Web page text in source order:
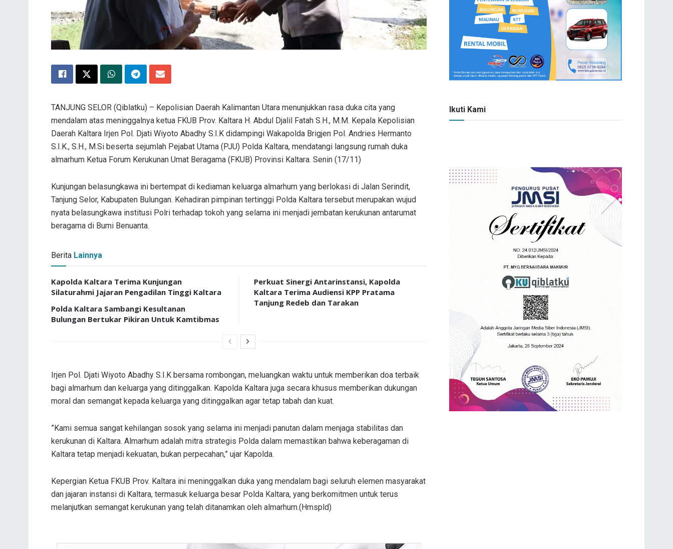
TANJUNG SELOR (Qiblatku) – Kepolisian Daerah Kalimantan Utara menunjukkan rasa duka cita yang
mendalam atas meninggalnya ketua FKUB Prov. Kaltara H. Abdul Djalil Fatah S.H., M.M. Kepala Kepolisian
Daerah Kaltara Irjen Pol. Djati Wiyoto Abadhy S.I.K didampingi Wakapolda Brigjen Pol. Andries Hermanto
S.I.K., S.H., M.Si beserta sejumlah Pejabat Utama (PJU) Polda Kaltara, mendatangi langsung rumah duka
almarhum Ketua Forum Kerukunan Umat Beragama (FKUB) Provinsi Kaltara. Senin (17/11)
Kunjungan belasungkawa ini bertempat di kediaman keluarga almarhum yang berlokasi di Jalan Serindit,
Tanjung Selor, Kabupaten Bulungan. Kehadiran pimpinan tertinggi Polda Kaltara tersebut merupakan wujud
nyata belasungkawa institusi Polri terhadap tokoh yang selama ini menjadi jembatan kerukunan antarumat
beragama di Bumi Benuanta.
Berita Lainnya
Kapolda Kaltara Terima Kunjungan
Silaturahmi Jajaran Pengadilan Tinggi Kaltara
Polda Kaltara Sambangi Kesultanan
Bulungan Bertukar Pikiran Untuk Kamtibmas
Perkuat Sinergi Antarinstansi, Kapolda
Kaltara Terima Audiensi KPP Pratama
Tanjung Redeb dan Tarakan
​Irjen Pol. Djati Wiyoto Abadhy S.I.K bersama rombongan, meluangkan waktu untuk memberikan doa terbaik
bagi almarhum dan keluarga yang ditinggalkan. Kapolda Kaltara juga secara khusus memberikan dukungan
moral dan semangat kepada keluarga yang ditinggalkan agar tetap tabah dan kuat.
​”Kami semua sangat kehilangan sosok yang selama ini menjadi panutan dalam menjaga stabilitas dan
kerukunan di Kaltara. Almarhum adalah mitra strategis Polda dalam memastikan bahwa keberagaman di
Kaltara tetap menjadi kekuatan, bukan perpecahan,” ujar Kapolda.
​Kepergian Ketua FKUB Prov. Kaltara ini meninggalkan duka yang mendalam bagi seluruh elemen masyarakat
dan jajaran instansi di Kaltara, termasuk keluarga besar Polda Kaltara, yang berkomitmen untuk terus
melanjutkan semangat kerukunan yang telah ditanamkan oleh almarhum.(Hmspld)
Ikuti Kami